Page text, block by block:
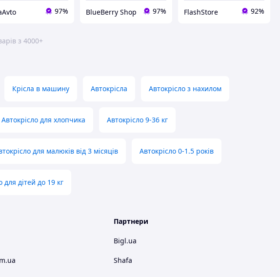
97% BlueBerry Shop 97% FlashStore 92%
з 4000+
Крісла в машину Автокрісла Автокрісло з нахилом
Автокрісло для хлопчика Автокрісло 9-36 кг
для малюків від 3 місяців Автокрісло 0-1.5 років
для дітей до 19 кг
Партнери
Bigl.ua
Shafa